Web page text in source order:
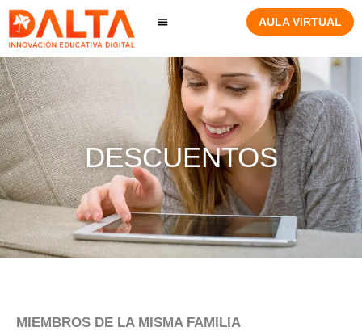
contenido
AULA VIRTUAL
DESCUENTOS
MIEMBROS DE LA MISMA FAMILIA